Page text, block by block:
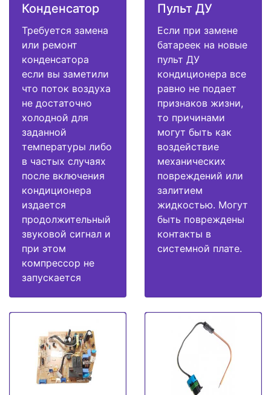
Конденсатор
Требуется замена
или ремонт
конденсатора
если вы заметили
что поток воздуха
не достаточно
холодной для
заданной
температуры либо
в частых случаях
после включения
кондиционера
издается
продолжительный
звуковой сигнал и
при этом
компрессор не
запускается
Пульт ДУ
Если при замене
батареек на новые
пульт ДУ
кондиционера все
равно не подает
признаков жизни,
то причинами
могут быть как
воздействие
механических
повреждений или
залитием
жидкостью. Могут
быть повреждены
контакты в
системной плате.